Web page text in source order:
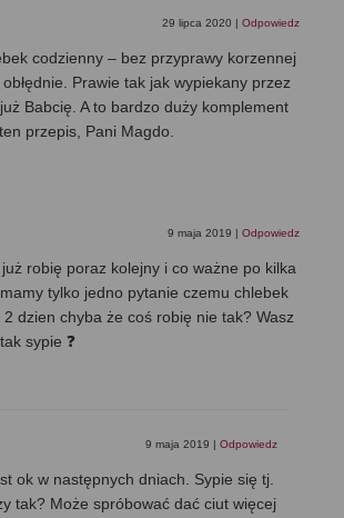
29 lipca 2020 | Odpowiedz
codzienny – bez przyprawy korzennej
Prawie tak jak wypiekany przez
Babcię. A to bardzo duży komplement
przepis, Pani Magdo.
9 maja 2019 | Odpowiedz
robię poraz kolejny i co ważne po kilka
tylko jedno pytanie czemu chlebek
dzien chyba że coś robię nie tak? Wasz
sypie ❓
9 maja 2019 | Odpowiedz
ok w następnych dniach. Sypie się tj.
tak? Może spróbować dać ciut więcej